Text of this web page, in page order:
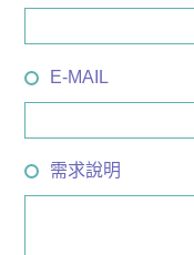
E-MAIL
需求說明